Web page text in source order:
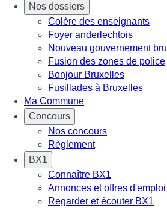
Nos dossiers
Colère des enseignants
Foyer anderlechtois
Nouveau gouvernement
Fusion des zones de police
Bonjour Bruxelles
Fusillades à Bruxelles
Ma Commune
Concours
Nos concours
Règlement
BX1
Connaître BX1
Annonces et offres d'emploi
Regarder et écouter BX1